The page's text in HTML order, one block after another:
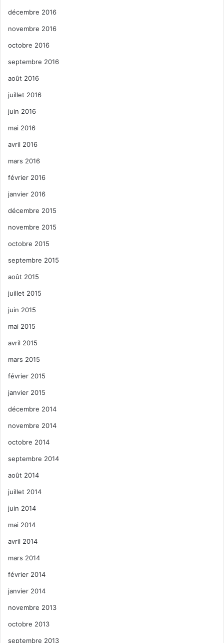
décembre 2016
novembre 2016
octobre 2016
septembre 2016
août 2016
juillet 2016
juin 2016
mai 2016
avril 2016
mars 2016
février 2016
janvier 2016
décembre 2015
novembre 2015
octobre 2015
septembre 2015
août 2015
juillet 2015
juin 2015
mai 2015
avril 2015
mars 2015
février 2015
janvier 2015
décembre 2014
novembre 2014
octobre 2014
septembre 2014
août 2014
juillet 2014
juin 2014
mai 2014
avril 2014
mars 2014
février 2014
janvier 2014
novembre 2013
octobre 2013
septembre 2013